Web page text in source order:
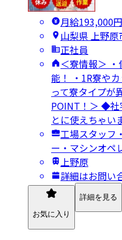
月給193,000
山梨県 上野原
正社員
＜寮情報＞
能！ ・1R寮や
って寮タイプが
POINT！＞ ◆社
とに使えちゃ
工場スタッフ
ー・マシンオペ
上野原
詳細はお問い
お気に入り
詳細を見る